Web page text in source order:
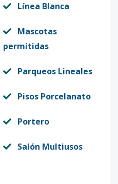
Línea Blanca
Mascotas
permitidas
Parqueos Lineales
Pisos Porcelanato
Portero
Salón Multiusos